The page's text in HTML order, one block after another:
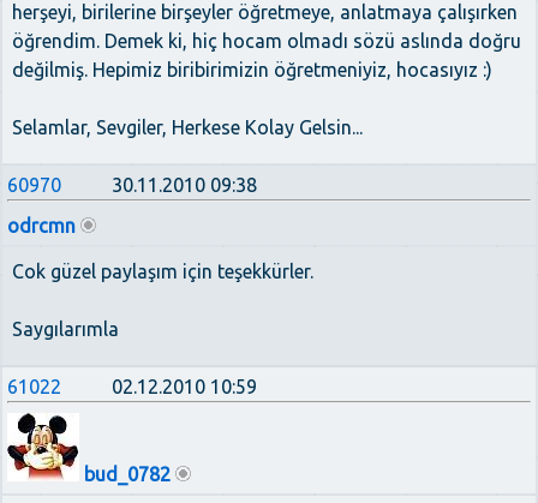
herşeyi, birilerine birşeyler öğretmeye, anlatmaya çalışırken
öğrendim. Demek ki, hiç hocam olmadı sözü aslında doğru
değilmiş. Hepimiz biribirimizin öğretmeniyiz, hocasıyız :)
Selamlar, Sevgiler, Herkese Kolay Gelsin...
60970
30.11.2010 09:38
odrcmn
Cok güzel paylaşım için teşekkürler.
Saygılarımla
61022 02.12.2010 10:59
bud_0782